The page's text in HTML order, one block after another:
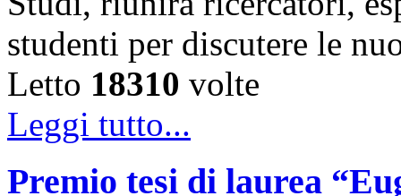
studenti per discutere le
Letto 18310 volte
Leggi tutto...
Premio tesi di laurea